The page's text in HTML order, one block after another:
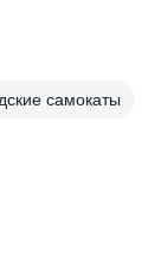
самокаты